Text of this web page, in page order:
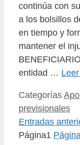
continúa con
a los bolsillos
en tiempo y
mantener el
entidad …
Categorías
previsionales
Entradas
Página1 Página